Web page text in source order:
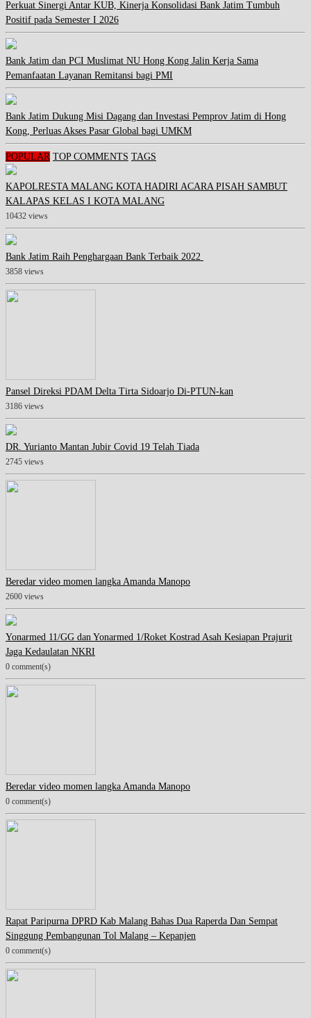
Perkuat Sinergi Antar KUB, Kinerja Konsolidasi Bank Jatim Tumbuh
Positif pada Semester I 2026
Bank Jatim dan PCI Muslimat NU Hong Kong Jalin Kerja Sama
Pemanfaatan Layanan Remitansi bagi PMI
Bank Jatim Dukung Misi Dagang dan Investasi Pemprov Jatim di Hong
Kong, Perluas Akses Pasar Global bagi UMKM
POPULAR TOP COMMENTS TAGS
KAPOLRESTA MALANG KOTA HADIRI ACARA PISAH SAMBUT
KALAPAS KELAS I KOTA MALANG
10432 views
Bank Jatim Raih Penghargaan Bank Terbaik 2022
3858 views
Pansel Direksi PDAM Delta Tirta Sidoarjo Di-PTUN-kan
3186 views
DR. Yurianto Mantan Jubir Covid 19 Telah Tiada
2745 views
Beredar video momen langka Amanda Manopo
2600 views
Yonarmed 11/GG dan Yonarmed 1/Roket Kostrad Asah Kesiapan Prajurit
Jaga Kedaulatan NKRI
0 comment(s)
Beredar video momen langka Amanda Manopo
0 comment(s)
Rapat Paripurna DPRD Kab Malang Bahas Dua Raperda Dan Sempat
Singgung Pembangunan Tol Malang – Kepanjen
0 comment(s)